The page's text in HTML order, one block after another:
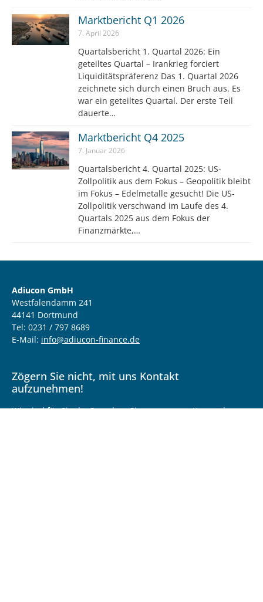
Marktbericht Q1 2026
7. April 2026
Quartalsbericht 1. Quartal 2026: Ein
geteiltes Quartal – Irankrieg forciert
Liquiditätspräferenz Das 1. Quartal 2026
zeichnete sich durch einen Bruch aus. Es
war ein geteiltes Quartal. Der erste Teil
dauerte…
Marktbericht Q4 2025
7. Januar 2026
Quartalsbericht 4. Quartal 2025: US-
Zollpolitik aus dem Fokus – Geopolitik bleibt
im Fokus – Edelmetalle gesucht! Die US-
Zollpolitik verschwand im Laufe des 4.
Quartals 2025 aus dem Fokus der
Finanzmärkte,…
Adiucon GmbH
Westfalendamm 241
44141 Dortmund
Tel: 0231 / 797 8689
E-Mail: info@adiucon-finance.de
Zögern Sie nicht, mit uns Kontakt
aufzunehmen!
Wir sind für Sie da. Sprechen Sie uns an zum Kennenlernen,